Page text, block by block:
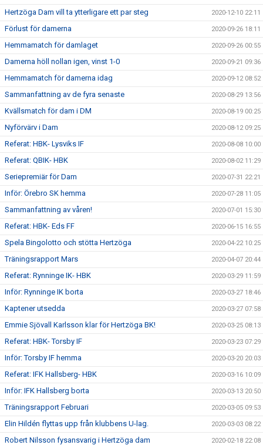
Hertzöga Dam vill ta ytterligare ett par steg 2020-12-10 22:11
Förlust för damerna 2020-09-26 18:11
Hemmamatch för damlaget 2020-09-26 00:55
Damerna höll nollan igen, vinst 1-0 2020-09-21 09:36
Hemmamatch för damerna idag 2020-09-12 08:52
Sammanfattning av de fyra senaste 2020-08-29 13:56
Kvällsmatch för dam i DM 2020-08-19 00:25
Nyförvärv i Dam 2020-08-12 09:25
Referat: HBK- Lysviks IF 2020-08-08 10:00
Referat: QBIK- HBK 2020-08-02 11:29
Seriepremiär för Dam 2020-07-31 22:21
Inför: Örebro SK hemma 2020-07-28 11:05
Sammanfattning av våren! 2020-07-01 15:30
Referat: HBK- Eds FF 2020-06-15 16:55
Spela Bingolotto och stötta Hertzöga 2020-04-22 10:25
Träningsrapport Mars 2020-04-07 20:44
Referat: Rynninge IK- HBK 2020-03-29 11:59
Inför: Rynninge IK borta 2020-03-27 18:46
Kaptener utsedda 2020-03-27 07:58
Emmie Sjövall Karlsson klar för Hertzöga BK! 2020-03-25 08:13
Referat: HBK- Torsby IF 2020-03-23 07:29
Inför: Torsby IF hemma 2020-03-20 20:03
Referat: IFK Hallsberg- HBK 2020-03-16 10:09
Inför: IFK Hallsberg borta 2020-03-13 20:50
Träningsrapport Februari 2020-03-05 09:53
Elin Hildén flyttas upp från klubbens U-lag. 2020-03-03 08:22
Robert Nilsson fysansvarig i Hertzöga dam 2020-02-18 22:08